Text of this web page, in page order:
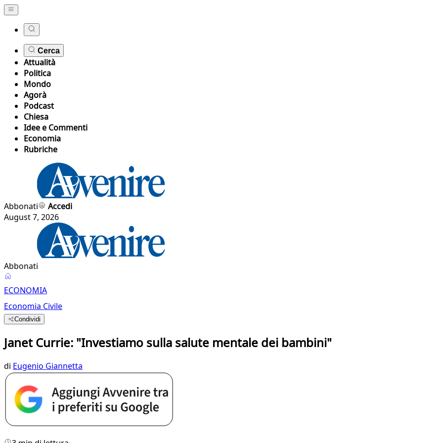
Cerca
Attualità
Politica
Mondo
Agorà
Podcast
Chiesa
Idee e Commenti
Economia
Rubriche
Abbonati
Accedi
August 7, 2026
Abbonati
ECONOMIA
Economia Civile
Condividi
Janet Currie: "Investiamo sulla salute mentale dei bambini"
di Eugenio Giannetta